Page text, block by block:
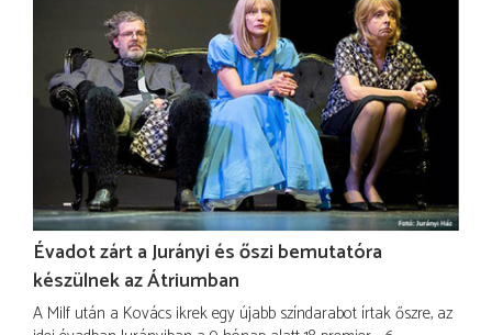
Évadot zárt a Jurányi és őszi bemutatóra
készülnek az Átriumban
A Milf után a Kovács ikrek egy újabb színdarabot írtak őszre, az